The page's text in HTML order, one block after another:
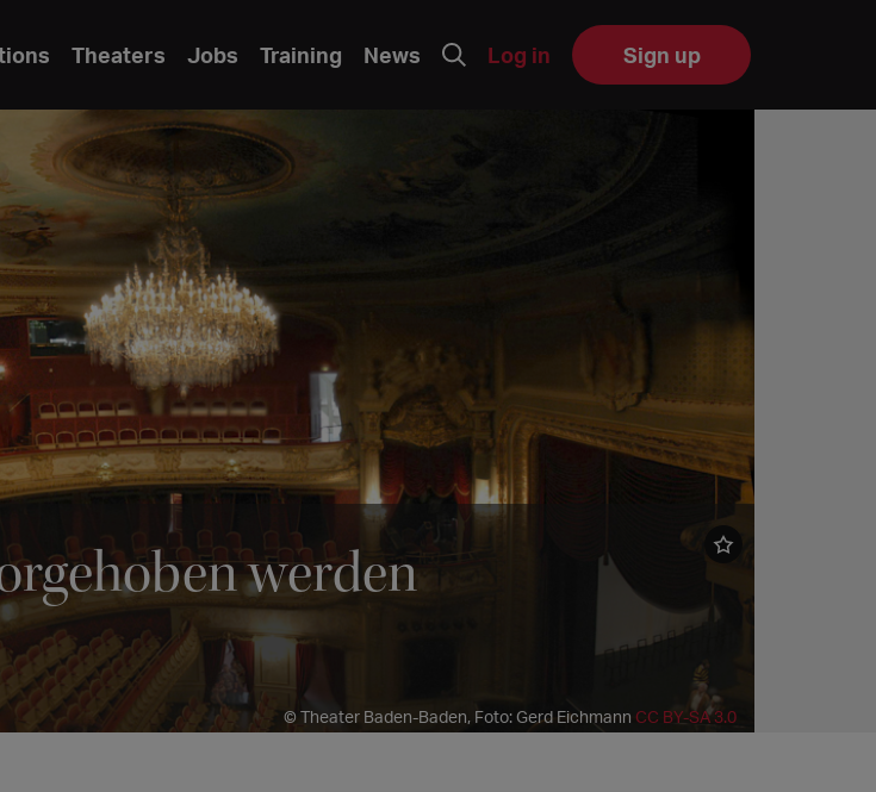
Theaters Jobs Training News Log in Sign up
werden
© Theater Baden-Baden, Foto: Gerd Eichmann CC BY-SA 3.0